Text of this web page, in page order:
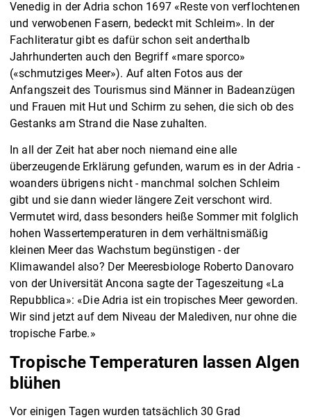
Venedig in der Adria schon 1697 «Reste von verflochtenen
und verwobenen Fasern, bedeckt mit Schleim». In der
Fachliteratur gibt es dafür schon seit anderthalb
Jahrhunderten auch den Begriff «mare sporco»
(«schmutziges Meer»). Auf alten Fotos aus der
Anfangszeit des Tourismus sind Männer in Badeanzügen
und Frauen mit Hut und Schirm zu sehen, die sich ob des
Gestanks am Strand die Nase zuhalten.
In all der Zeit hat aber noch niemand eine alle
überzeugende Erklärung gefunden, warum es in der Adria -
woanders übrigens nicht - manchmal solchen Schleim
gibt und sie dann wieder längere Zeit verschont wird.
Vermutet wird, dass besonders heiße Sommer mit folglich
hohen Wassertemperaturen in dem verhältnismäßig
kleinen Meer das Wachstum begünstigen - der
Klimawandel also? Der Meeresbiologe Roberto Danovaro
von der Universität Ancona sagte der Tageszeitung «La
Repubblica»: «Die Adria ist ein tropisches Meer geworden.
Wir sind jetzt auf dem Niveau der Malediven, nur ohne die
tropische Farbe.»
Tropische Temperaturen lassen Algen
blühen
Vor einigen Tagen wurden tatsächlich 30 Grad